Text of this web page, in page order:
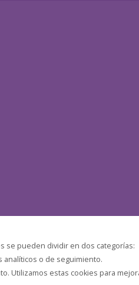
se pueden dividir en dos categorías:
o de seguimiento.
Utilizamos estas cookies para